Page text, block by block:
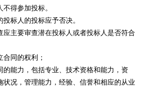
得参加投标。
标人的投标应予否决。
要审查潜在投标人或者投标人是否符合
同的权利；
能力，包括专业、技术资格和能力，资
状况，管理能力，经验、信誉和相应的从业